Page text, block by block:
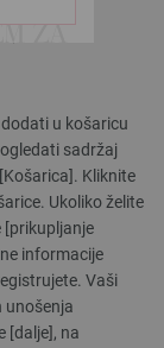
ZA
u košaricu
sadržaj
Kliknite
Ukoliko želite
[prikupljanje
informacije
Vaši
unošenja
[dalje], na